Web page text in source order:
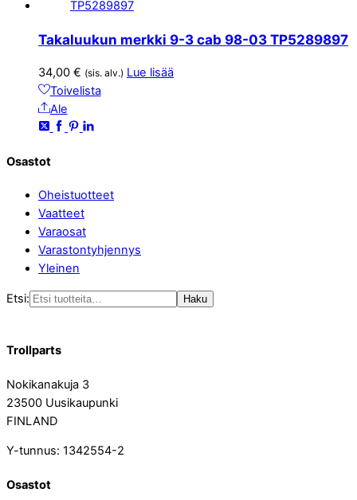
Takaluukun merkki 9-3 cab 98-03 TP5289897
34,00 € (sis. alv.) Lue lisää
Toivelista
Ale
Osastot
Oheistuotteet
Vaatteet
Varaosat
Varastontyhjennys
Yleinen
Etsi: Haku
Trollparts
Nokikanakuja 3
23500 Uusikaupunki
FINLAND
Y-tunnus: 1342554-2
Osastot